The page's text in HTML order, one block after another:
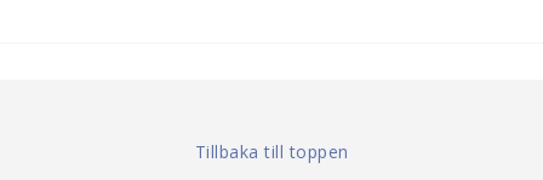
Tillbaka till toppen